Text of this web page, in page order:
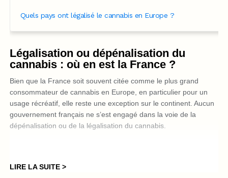
Quels pays ont légalisé le cannabis en Europe ?
Légalisation ou dépénalisation du
cannabis : où en est la France ?
Bien que la France soit souvent citée comme le plus grand
consommateur de cannabis en Europe, en particulier pour un
usage récréatif, elle reste une exception sur le continent. Aucun
gouvernement français ne s’est engagé dans la voie de la
dépénalisation ou de la légalisation du cannabis.
ministre de l’intérieur Gérald Darmanin continuera ensuite de
LIRE LA SUITE >